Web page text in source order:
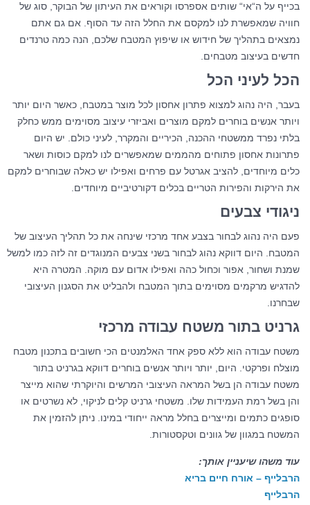
בכייף על ה“אי“ שותים אספרסו וקוראים את העיתון של הבוקר, סוג של
חוויה שמאפשרת לנו למקסם את החלל הזה עד הסוף. אם גם אתם
נמצאים בתהליך של חידוש או שיפוץ המטבח שלכם, הנה כמה טרנדים
חדשים בעיצוב מטבחים.
הכל לעיני הכל
בעבר, היה נהוג למצוא פתרון אחסון לכל מוצר במטבח, כאשר היום יותר
ויותר אנשים בוחרים למקם מוצרים ואביזרי עיצוב מסוימים ממש כחלק
בלתי נפרד ממשטחי ההכנה, הכיריים והמקרר, לעיני כולם. יש היום
פתרונות אחסון פתוחים מהממים שמאפשרים לנו למקם כוסות ושאר
כלים מיוחדים, להציב אגרטל עם פרחים ואפילו יש כאלה שבוחרים למקם
את הירקות והפירות הטריים בכלים דקורטיביים מיוחדים.
ניגודי צבעים
פעם היה נהוג לבחור בצבע אחד מרכזי שינחה את כל תהליך העיצוב של
המטבח. היום דווקא נהוג לבחור בשני צבעים המנוגדים זה לזה כמו למשל
שמנת ושחור, אפור וכחול כהה ואפילו אדום עם מוקה. המטרה היא
להדגיש מרקמים מסוימים בתוך המטבח ולהבליט את הסגנון העיצובי
שבחרנו.
גרניט בתור משטח עבודה מרכזי
משטח עבודה הוא ללא ספק אחד האלמנטים הכי חשובים בתכנון מטבח
מוצלח ופרקטי. היום, יותר ויותר אנשים בוחרים דווקא בגרניט בתור
משטח עבודה הן בשל המראה העיצובי המרשים והיוקרתי שהוא מייצר
והן בשל רמת העמידות שלו. משטחי גרניט קלים לניקוי, לא נשרטים או
סופגים כתמים ומייצרים בחלל מראה ייחודי במינו. ניתן להזמין את
המשטח במגוון של גוונים וטקסטורות.
עוד משהו שיעניין אותך:
הרבלייף – אורח חיים בריא
הרבלייף